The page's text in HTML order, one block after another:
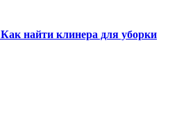
Как найти клинера для уборки